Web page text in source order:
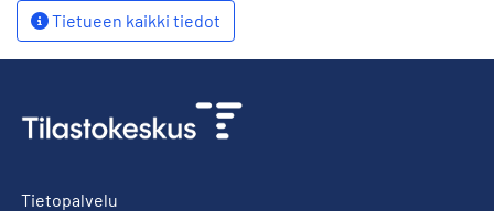
Tietueen kaikki tiedot
Tietopalvelu